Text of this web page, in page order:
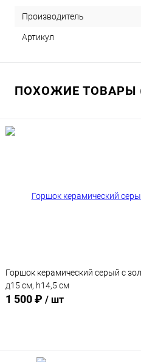
Производитель
Артикул
ПОХОЖИЕ ТОВАРЫ
Горшок керамический серый с
д15 см, h14,5 см
1 500 ₽ / шт
В корзину